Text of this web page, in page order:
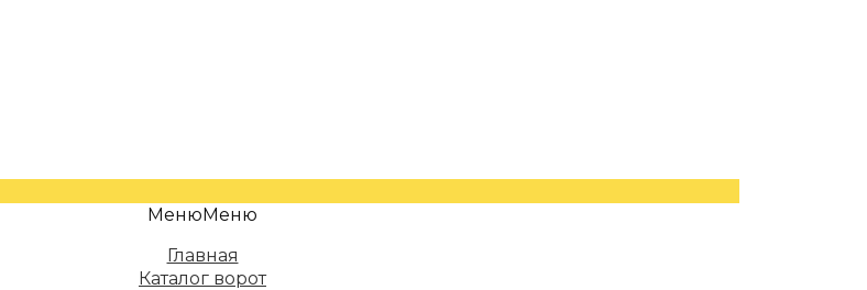
МенюМеню
Главная
Каталог ворот